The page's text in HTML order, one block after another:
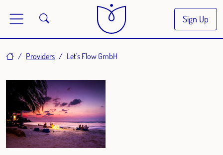
Sign Up
HomeProviders Let's Flow GmbH